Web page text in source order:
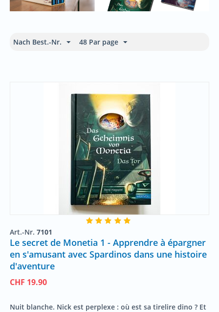
Nach Best.-Nr. 48 Par page
Art.-Nr. 7101
Le secret de Monetia 1 - Apprendre à épargner
en s'amusant avec Spardinos dans une histoire
d'aventure
CHF 19.90
Nuit blanche. Nick est perplexe : où est sa tirelire dino ? Et